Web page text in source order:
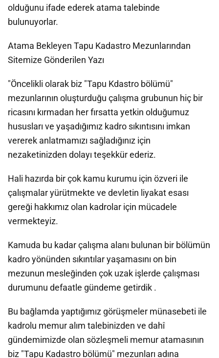
olduğunu ifade ederek atama talebinde
bulunuyorlar.
Atama Bekleyen Tapu Kadastro Mezunlarından
Sitemize Gönderilen Yazı
"Öncelikli olarak biz "Tapu Kdastro bölümü"
mezunlarının oluşturduğu çalışma grubunun hiç bir
ricasını kırmadan her fırsatta yetkin olduğumuz
hususları ve yaşadığımız kadro sıkıntısını imkan
vererek anlatmamızı sağladığınız için
nezaketinizden dolayı teşekkür ederiz.
Hali hazırda bir çok kamu kurumu için özveri ile
çalışmalar yürütmekte ve devletin liyakat esası
gereği hakkımız olan kadrolar için mücadele
vermekteyiz.
Kamuda bu kadar çalışma alanı bulunan bir bölümün
kadro yönünden sıkıntılar yaşamasını on bin
mezunun mesleğinden çok uzak işlerde çalışması
durumunu defaatle gündeme getirdik .
Bu bağlamda yaptığımız görüşmeler münasebeti ile
kadrolu memur alım talebinizden ve dahî
gündemimizde olan sözleşmeli memur atamasının
biz "Tapu Kadastro bölümü" mezunları adına